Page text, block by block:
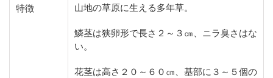
特徴 山地の草原に生える多年草。
鱗茎は狭卵形で長さ２～３㎝、ニラ臭さはな
い。
花茎は高さ２０～６０㎝、基部に３～５個の